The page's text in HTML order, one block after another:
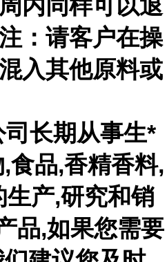
内同样可以退
：请客户在操
入其他原料或
长期从事生*
食品,香精香料,
产,研究和销
品,如果您需要